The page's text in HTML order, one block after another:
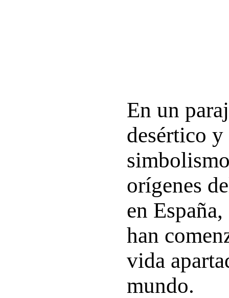
En un
desértico y
orígenes
en
han
vida
mundo.